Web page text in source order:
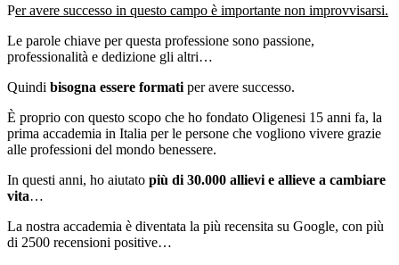
Per avere successo in questo campo è importante non improvvisarsi.
Le parole chiave per questa professione sono passione,
professionalità e dedizione gli altri…
Quindi bisogna essere formati per avere successo.
È proprio con questo scopo che ho fondato Oligenesi 15 anni fa, la
prima accademia in Italia per le persone che vogliono vivere grazie
alle professioni del mondo benessere.
In questi anni, ho aiutato più di 30.000 allievi e allieve a cambiare
vita…
La nostra accademia è diventata la più recensita su Google, con più
di 2500 recensioni positive…